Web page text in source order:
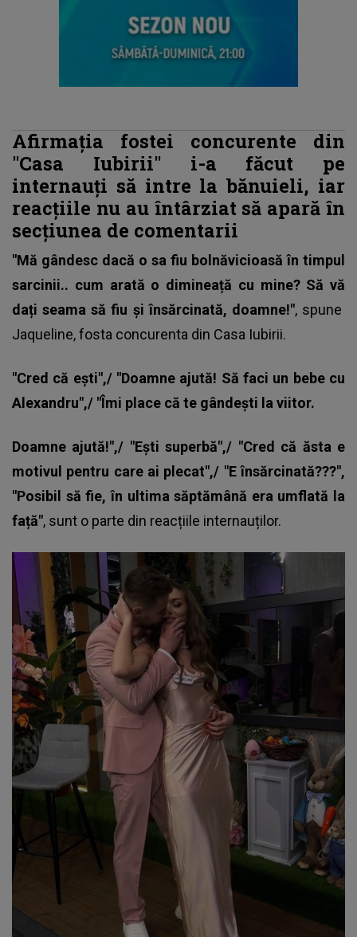
Afirmația fostei concurente din
"Casa Iubirii" i-a făcut pe
internauți să intre la bănuieli, iar
reacțiile nu au întârziat să apară în
secțiunea de comentarii
"Mă gândesc dacă o sa fiu bolnăvicioasă în timpul
sarcinii.. cum arată o dimineață cu mine? Să vă
dați seama să fiu și însărcinată, doamne!", spune
Jaqueline,fosta concurenta din Casa Iubirii.
"Cred că ești",/ "Doamne ajută! Să faci un bebe cu
Alexandru",/ "Îmi place că te gândești la viitor.
Doamne ajută!",/ "Ești superbă",/ "Cred că ăsta e
motivul pentru care ai plecat",/ "E însărcinată???",
"Posibil să fie, în ultima săptămână era umflată la
față", sunt o parte din reacțiile internauților.